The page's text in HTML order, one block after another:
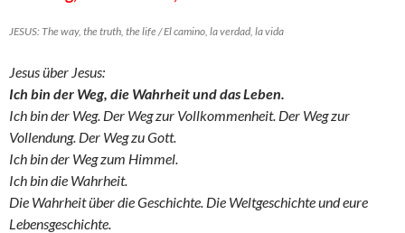
JESUS: The way, the truth, the life / El camino, la verdad, la vida
Jesus über Jesus:
Ich bin der Weg, die Wahrheit und das Leben.
Ich bin der Weg. Der Weg zur Vollkommenheit. Der Weg zur
Vollendung. Der Weg zu Gott.
Ich bin der Weg zum Himmel.
Ich bin die Wahrheit.
Die Wahrheit über die Geschichte. Die Weltgeschichte und eure
Lebensgeschichte.